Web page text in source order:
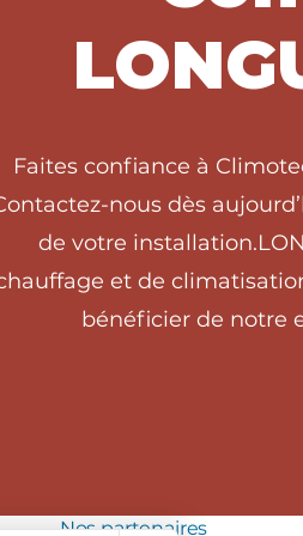
Faites confiance à
nous dès
de votre
et de
bénéficier de notre
Nos partenaires